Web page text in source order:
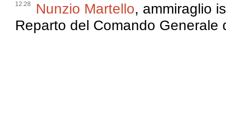
12:28 Nunzio Martello, ammiraglio
Reparto del Comando Generale